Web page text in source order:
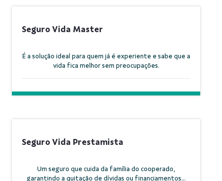
Seguro Vida Master
É a solução ideal para quem já é experiente e sabe que a
vida fica melhor sem preocupações.
Seguro Vida Prestamista
Um seguro que cuida da família do cooperado,
garantindo a quitação de dívidas ou financiamentos...